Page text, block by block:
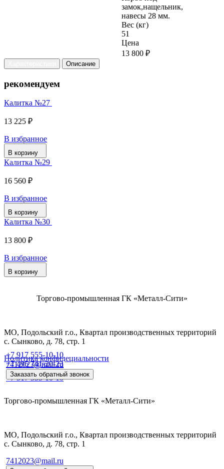
замок,нащельник,
навесы 28 мм.
Вес (кг)
51
Цена
13 800 ₽
Описание
рекомендуем
Калитка №27
13 225 ₽
В избранное
В корзину
Калитка №29
16 560 ₽
В избранное
В корзину
Калитка №30
13 800 ₽
В избранное
В корзину
Торгово-промышленная ГК «Металл-Сити»
МО, Подольский г.о., Квартал производственных территорий
с. Сынково, д. 78, стр. 1
Политика конфидециальности
+7 917 555-10-10
+7 495 741-20-23
+7 917 555-10-10
7412023@mail.ru
Заказать обратный звонок
Торгово-промышленная ГК «Металл-Сити»
МО, Подольский г.о., Квартал производственных территорий
с. Сынково, д. 78, стр. 1
7412023@mail.ru